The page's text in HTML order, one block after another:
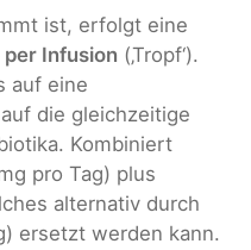
ist, erfolgt eine
Infusion (‚Tropf‘).
auf eine
die gleichzeitige
Kombiniert
pro Tag) plus
alternativ durch
ersetzt werden kann.